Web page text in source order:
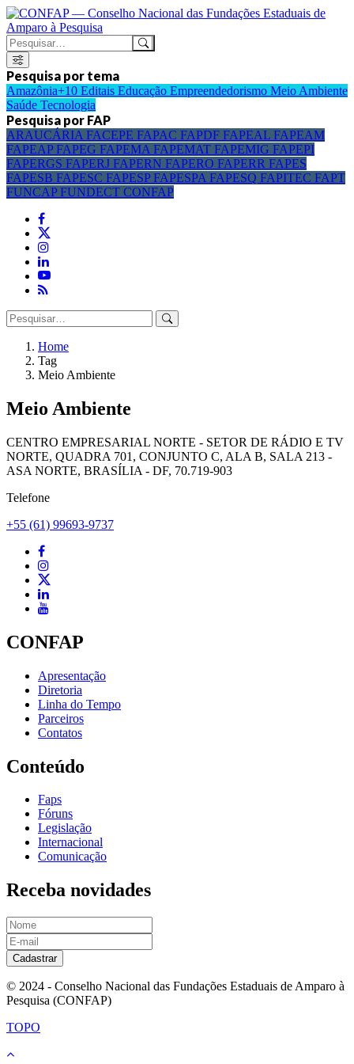
Pesquisa por tema
Amazônia+10 Editais Educação Empreendedorismo Meio Ambiente
Saúde Tecnologia
Pesquisa por FAP
ARAUCÁRIA FACEPE FAPAC FAPDF FAPEAL FAPEAM
FAPEAPFAPEG FAPEMA FAPEMAT FAPEMIG FAPEPI
FAPERGS FAPERJ FAPERN FAPERO FAPERR FAPES
FAPESB FAPESC FAPESPFAPESPA FAPESQ FAPITEC FAPT
FUNCAPFUNDECT CONFAP
Home
Tag
Meio Ambiente
Meio Ambiente
CENTRO EMPRESARIAL NORTE - SETOR DE RÁDIO E TV
NORTE, QUADRA 701, CONJUNTO C, ALA B, SALA 213 -
ASA NORTE, BRASÍLIA - DF, 70.719-903
Telefone
+55 (61) 99693-9737
CONFAP
Apresentação
Diretoria
Linha do Tempo
Parceiros
Contatos
Conteúdo
Faps
Fóruns
Legislação
Internacional
Comunicação
Receba novidades
Cadastrar
© 2024 - Conselho Nacional das Fundações Estaduais de Amparo à
Pesquisa (CONFAP)
TOPO